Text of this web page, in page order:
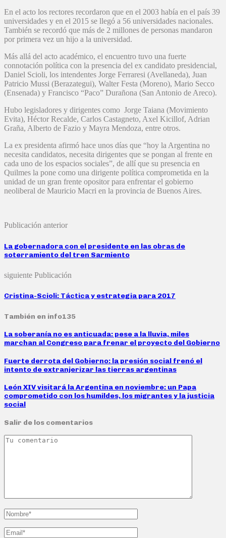
En el acto los rectores recordaron que en el 2003 había en el país 39
universidades y en el 2015 se llegó a 56 universidades nacionales.
También se recordó que más de 2 millones de personas mandaron
por primera vez un hijo a la universidad.
Más allá del acto académico, el encuentro tuvo una fuerte
connotación política con la presencia del ex candidato presidencial,
Daniel Scioli, los intendentes Jorge Ferraresi (Avellaneda), Juan
Patricio Mussi (Berazategui), Walter Festa (Moreno), Mario Secco
(Ensenada) y Francisco “Paco” Durañona (San Antonio de Areco).
Hubo legisladores y dirigentes como Jorge Taiana (Movimiento
Evita), Héctor Recalde, Carlos Castagneto, Axel Kicillof, Adrian
Graña, Alberto de Fazio y Mayra Mendoza, entre otros.
La ex presidenta afirmó hace unos días que “hoy la Argentina no
necesita candidatos, necesita dirigentes que se pongan al frente en
cada uno de los espacios sociales”, de allí que su presencia en
Quilmes la pone como una dirigente política comprometida en la
unidad de un gran frente opositor para enfrentar el gobierno
neoliberal de Mauricio Macri en la provincia de Buenos Aires.
Publicación anterior
La gobernadora con el presidente en las obras de
soterramiento del tren Sarmiento
siguiente Publicación
Cristina-Scioli: Táctica y estrategia para 2017
También en info135
La soberanía no es anticuada: pese a la lluvia, miles
marchan al Congreso para frenar el proyecto del Gobierno
Fuerte derrota del Gobierno: la presión social frenó el
intento de extranjerizar las tierras argentinas
León XIV visitará la Argentina en noviembre: un Papa
comprometido con los humildes, los migrantes y la justicia
social
Salir de los comentarios